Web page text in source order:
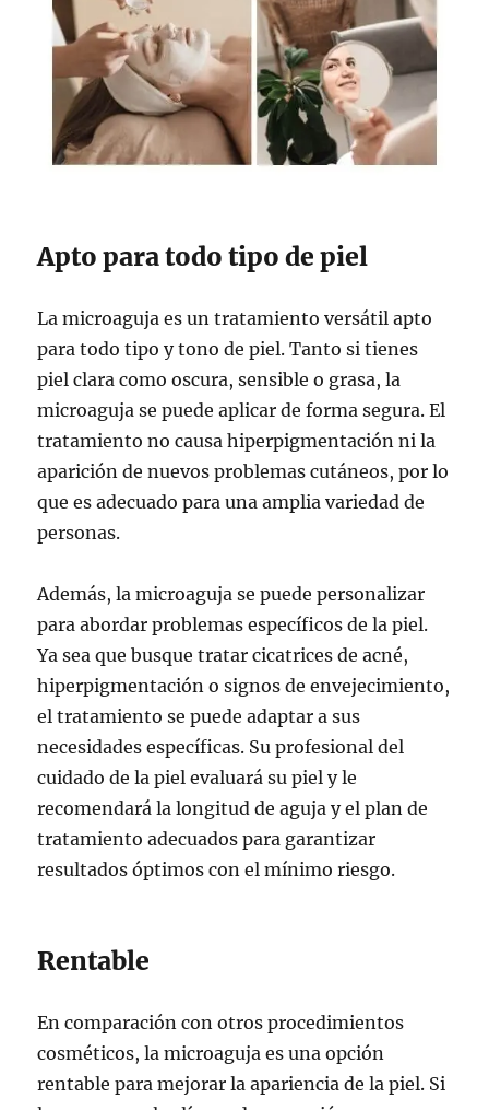
Apto para todo tipo de piel
La microaguja es un tratamiento versátil apto
para todo tipo y tono de piel. Tanto si tienes
piel clara como oscura, sensible o grasa, la
microaguja se puede aplicar de forma segura. El
tratamiento no causa hiperpigmentación ni la
aparición de nuevos problemas cutáneos, por lo
que es adecuado para una amplia variedad de
personas.
Además, la microaguja se puede personalizar
para abordar problemas específicos de la piel.
Ya sea que busque tratar cicatrices de acné,
hiperpigmentación o signos de envejecimiento,
el tratamiento se puede adaptar a sus
necesidades específicas. Su profesional del
cuidado de la piel evaluará su piel y le
recomendará la longitud de aguja y el plan de
tratamiento adecuados para garantizar
resultados óptimos con el mínimo riesgo.
Rentable
En comparación con otros procedimientos
cosméticos, la microaguja es una opción
rentable para mejorar la apariencia de la piel. Si